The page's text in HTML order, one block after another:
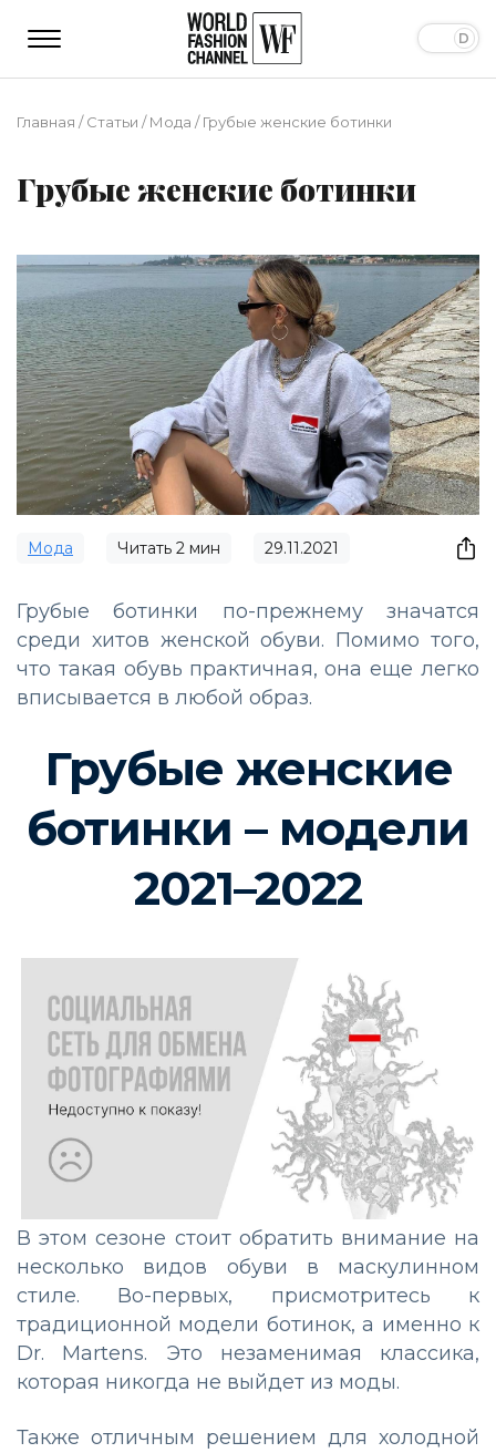
Главная /Статьи /Мода /Грубые женские ботинки
Грубые женские ботинки
Мода Читать 2 мин 29.11.2021
Грубые ботинки по-прежнему значатся
среди хитов женской обуви. Помимо того,
что такая обувь практичная, она еще легко
вписывается в любой образ.
Грубые женские
ботинки – модели
2021–2022
В этом сезоне стоит обратить внимание на
несколько видов обуви в маскулинном
стиле. Во-первых, присмотритесь к
традиционной модели ботинок, а именно к
Dr. Martens. Это незаменимая классика,
которая никогда не выйдет из моды.
Также отличным решением для холодной